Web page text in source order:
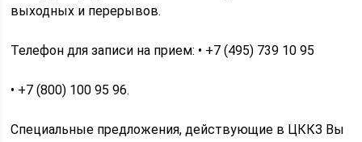
выходных и перерывов.
Телефон для записи на прием: • +7 (495) 739 10 95
• +7 (800) 100 95 96.
Специальные предложения, действующие в ЦККЗ Вы